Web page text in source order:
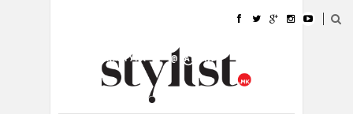
УБАВИНА
КУЛТУРА @РАБОТА
ИЗЛОГ